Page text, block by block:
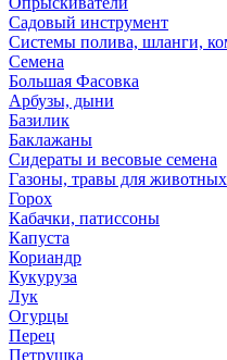
Садовый инструмент
Системы полива, шланги,
Семена
Большая Фасовка
Арбузы, дыни
Базилик
Баклажаны
Сидераты и весовые семена
Газоны, травы для животных
Горох
Кабачки, патиссоны
Капуста
Кориандр
Кукуруза
Лук
Огурцы
Перец
Петрушка